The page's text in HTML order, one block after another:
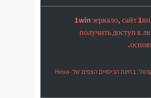
1win зеркало, сайт
получить доступ к
סיכום הניסוי ב'מקורות': בחינת הכיסויים הצפים של Hexa-